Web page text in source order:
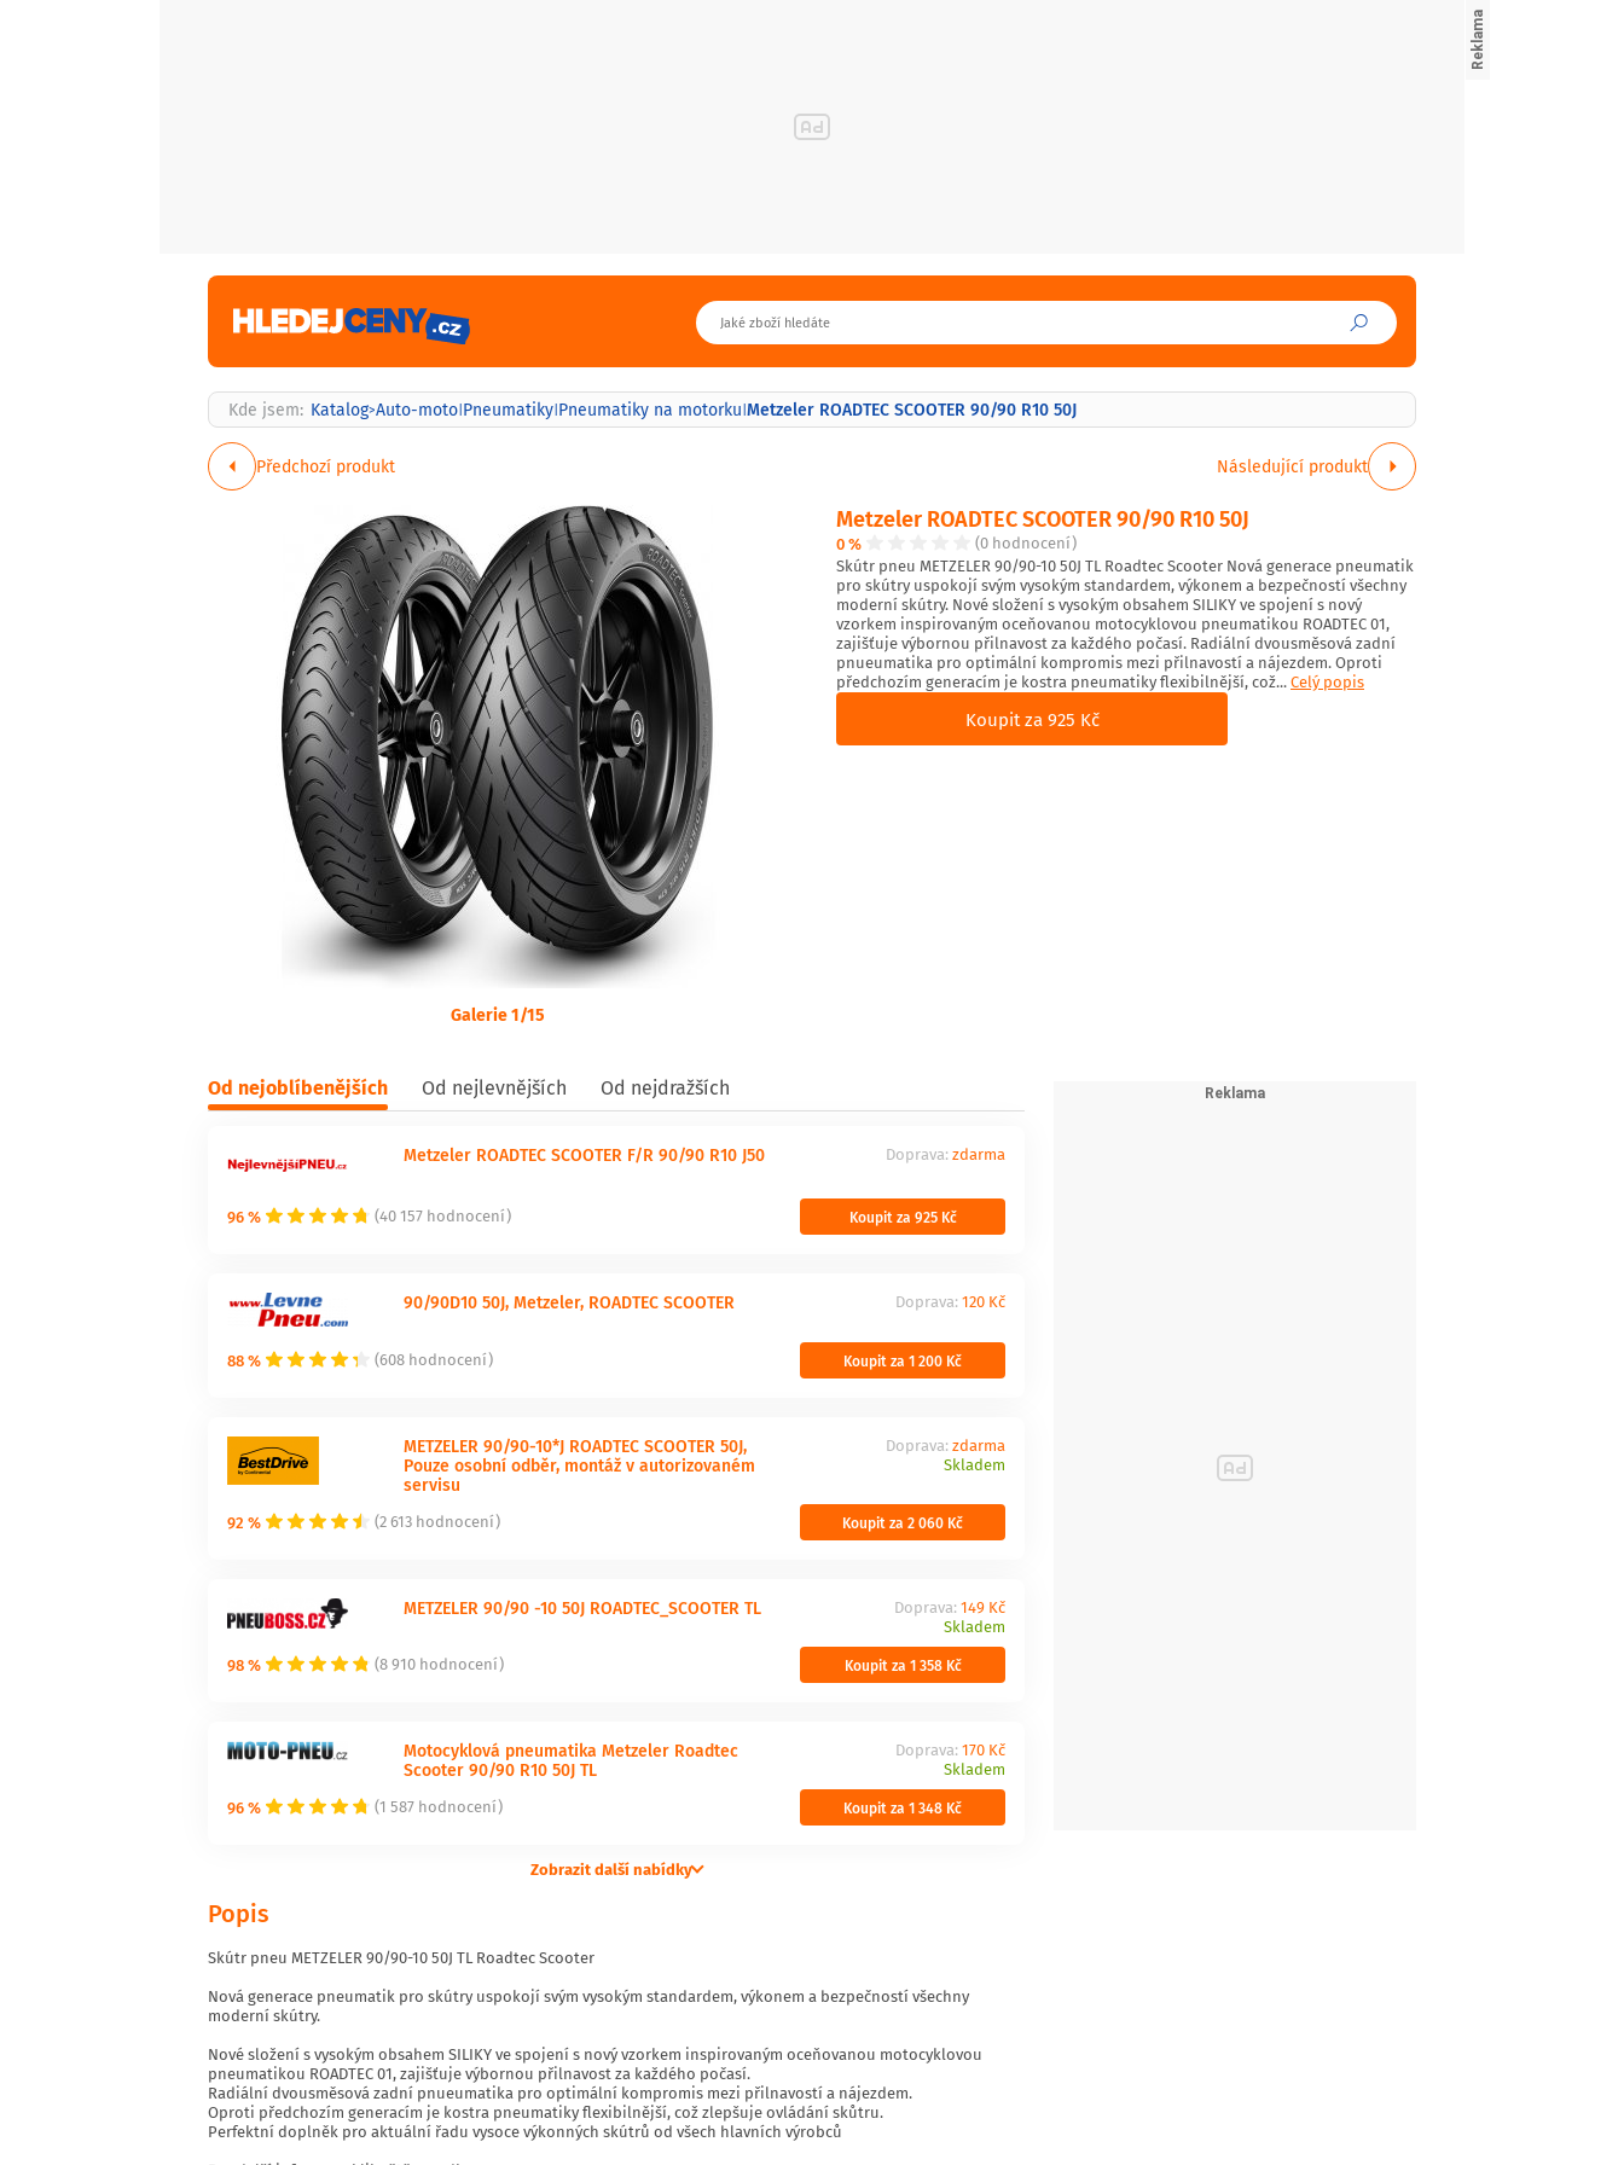
Kde jsem: Katalog>Auto-moto|Pneumatiky|Pneumatiky na motorku|Metzeler ROADTEC SCOOTER 90/90 R10 50J
Předchozí produkt Následující produkt
Galerie 1/15
Metzeler ROADTEC SCOOTER 90/90 R10 50J
0 %
(0 hodnocení)
Skútr pneu METZELER 90/90-10 50J TL Roadtec Scooter Nová generace pneumatik
pro skútry uspokojí svým vysokým standardem, výkonem a bezpečností všechny
moderní skútry. Nové složení s vysokým obsahem SILIKY ve spojení s nový
vzorkem inspirovaným oceňovanou motocyklovou pneumatikou ROADTEC 01,
zajišťuje výbornou přilnavost za každého počasí. Radiální dvousměsová zadní
pnueumatika pro optimální kompromis mezi přilnavostí a nájezdem. Oproti
předchozím generacím je kostra pneumatiky flexibilnější, což...Celý popis
Koupit za 925 Kč
Od nejoblíbenějších Od nejlevnějších Od nejdražších
96 % (40 157 hodnocení)
Metzeler ROADTEC SCOOTER F/R 90/90 R10 J50 Doprava: zdarma
Koupit za 925 Kč
88 % (608 hodnocení)
90/90D10 50J, Metzeler, ROADTEC SCOOTER Doprava: 120 Kč
Koupit za 1 200 Kč
92 % (2 613 hodnocení)
METZELER 90/90-10*J ROADTEC SCOOTER 50J,
Pouze osobní odběr, montáž v autorizovaném
servisu
Doprava: zdarma
Skladem
Koupit za 2 060 Kč
98 % (8 910 hodnocení)
METZELER 90/90 -10 50J ROADTEC_SCOOTER TL Doprava: 149 Kč
Skladem
Koupit za 1 358 Kč
96 % (1 587 hodnocení)
Motocyklová pneumatika Metzeler Roadtec
Scooter 90/90 R10 50J TL
Doprava: 170 Kč
Skladem
Koupit za 1 348 Kč
Zobrazit další nabídky
Popis
Skútr pneu METZELER 90/90-10 50J TL Roadtec Scooter
Nová generace pneumatik pro skútry uspokojí svým vysokým standardem, výkonem a bezpečností všechny
moderní skútry.
Nové složení s vysokým obsahem SILIKY ve spojení s nový vzorkem inspirovaným oceňovanou motocyklovou
pneumatikou ROADTEC 01, zajišťuje výbornou přilnavost za každého počasí.
Radiální dvousměsová zadní pnueumatika pro optimální kompromis mezi přilnavostí a nájezdem.
Oproti předchozím generacím je kostra pneumatiky flexibilnější, což zlepšuje ovládání skůtru.
Perfektní doplněk pro aktuální řadu vysoce výkonných skútrů od všech hlavních výrobců